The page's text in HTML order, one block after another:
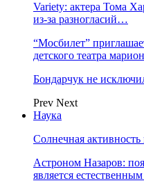
Variety: актера Тома
из-за разногласий…
“Мосбилет”
детского театра
Бондарчук не
Prev Next
Наука
Солнечная активность
Астроном Назаров:
является